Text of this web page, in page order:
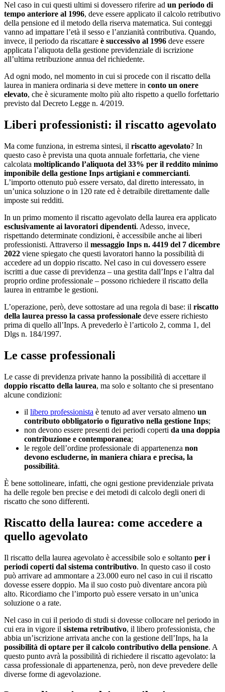
Nel caso in cui questi ultimi si dovessero riferire ad un periodo di
tempo anteriore al 1996, deve essere applicato il calcolo retributivo
della pensione ed il metodo della riserva matematica. Sui conteggi
vanno ad impattare l’età il sesso e l’anzianità contributiva. Quando,
invece, il periodo da riscattare è successivo al 1996 deve essere
applicata l’aliquota della gestione previdenziale di iscrizione
all’ultima retribuzione annua del richiedente.
Ad ogni modo, nel momento in cui si procede con il riscatto della
laurea in maniera ordinaria si deve mettere in conto un onere
elevato, che è sicuramente molto più alto rispetto a quello forfettario
previsto dal Decreto Legge n. 4/2019.
Liberi professionisti: il riscatto agevolato
Ma come funziona, in estrema sintesi, il riscatto agevolato? In
questo caso è prevista una quota annuale forfettaria, che viene
calcolata moltiplicando l’aliquota del 33% per il reddito minimo
imponibile della gestione Inps artigiani e commercianti.
L’importo ottenuto può essere versato, dal diretto interessato, in
un’unica soluzione o in 120 rate ed è detraibile direttamente dalle
imposte sui redditi.
In un primo momento il riscatto agevolato della laurea era applicato
esclusivamente ai lavoratori dipendenti. Adesso, invece,
rispettando determinate condizioni, è accessibile anche ai liberi
professionisti. Attraverso il messaggio Inps n. 4419 del 7 dicembre
2022 viene spiegato che questi lavoratori hanno la possibilità di
accedere ad un doppio riscatto. Nel caso in cui dovessero essere
iscritti a due casse di previdenza – una gestita dall’Inps e l’altra dal
proprio ordine professionale – possono richiedere il riscatto della
laurea in entrambe le gestioni.
L’operazione, però, deve sottostare ad una regola di base: il riscatto
della laurea presso la cassa professionale deve essere richiesto
prima di quello all’Inps. A prevederlo è l’articolo 2, comma 1, del
Dlgs n. 184/1997.
Le casse professionali
Le casse di previdenza private hanno la possibilità di accettare il
doppio riscatto della laurea, ma solo e soltanto che si presentano
alcune condizioni:
il libero professionista è tenuto ad aver versato almeno un
contributo obbligatorio o figurativo nella gestione Inps;
non devono essere presenti dei periodi coperti da una doppia
contribuzione e contemporanea;
le regole dell’ordine professionale di appartenenza non
devono escluderne, in maniera chiara e precisa, la
possibilità.
È bene sottolineare, infatti, che ogni gestione previdenziale privata
ha delle regole ben precise e dei metodi di calcolo degli oneri di
riscatto che sono differenti.
Riscatto della laurea: come accedere a
quello agevolato
Il riscatto della laurea agevolato è accessibile solo e soltanto per i
periodi coperti dal sistema contributivo. In questo caso il costo
può arrivare ad ammontare a 23.000 euro nel caso in cui il riscatto
dovesse essere doppio. Ma il suo costo può diventare ancora più
alto. Ricordiamo che l’importo può essere versato in un’unica
soluzione o a rate.
Nel caso in cui il periodo di studi si dovesse collocare nel periodo in
cui era in vigore il sistema retributivo, il libero professionista, che
abbia un’iscrizione arrivata anche con la gestione dell’Inps, ha la
possibilità di optare per il calcolo contributivo della pensione. A
questo punto avrà la possibilità di richiedere il riscatto agevolato: la
cassa professionale di appartenenza, però, non deve prevedere delle
diverse forme di agevolazione.